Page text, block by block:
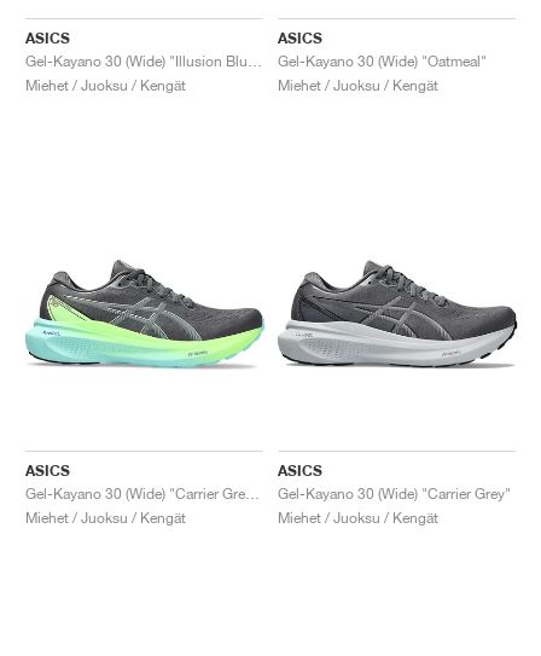
ASICS
Miehet / Juoksu / Kengät
ASICS
Gel-Kayano 30 (Wide) "Oatmeal"
Miehet / Juoksu / Kengät
ASICS
Miehet / Juoksu / Kengät
ASICS
Gel-Kayano 30 (Wide) "Carrier Grey"
Miehet / Juoksu / Kengät